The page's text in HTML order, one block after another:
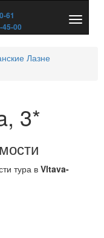
61
45-00
скрыть
Лазне
3*
тура в Vltava-